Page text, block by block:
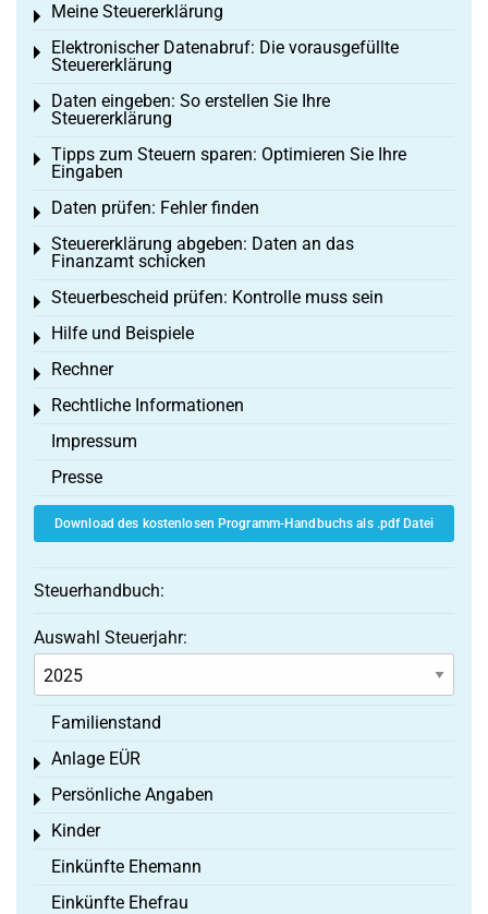
Meine Steuererklärung
Toggle menu
Elektronischer Datenabruf: Die vorausgefüllte
Steuererklärung
Toggle menu
Daten eingeben: So erstellen Sie Ihre
Steuererklärung
Toggle menu
Tipps zum Steuern sparen: Optimieren Sie Ihre
Eingaben
Toggle menu
Daten prüfen: Fehler finden
Toggle menu
Steuererklärung abgeben: Daten an das
Finanzamt schicken
Toggle menu
Steuerbescheid prüfen: Kontrolle muss sein
Toggle menu
Hilfe und Beispiele
Toggle menu
Rechner
Toggle menu
Rechtliche Informationen
Toggle menu
Impressum
Presse
Download des kostenlosen Programm-Handbuchs als .pdf Datei
Steuerhandbuch:
Auswahl Steuerjahr:
Familienstand
Anlage EÜR
Toggle menu
Persönliche Angaben
Toggle menu
Kinder
Toggle menu
Einkünfte Ehemann
Einkünfte Ehefrau